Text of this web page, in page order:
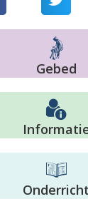
Gebed
Onderricht